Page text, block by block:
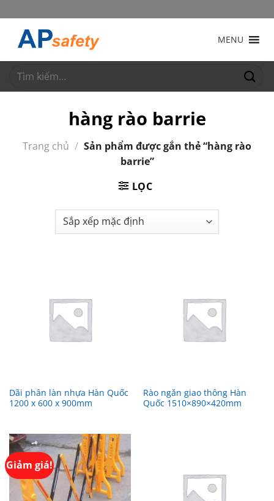
qua
dung
MENU
Tìm
hàng rào barrie
Trang chủ / Sản phẩm được gắn thẻ “hàng rào
barrie”
LỌC
Dãi phân làn nhựa Hàn Quốc
1200 x 600 x 900mm
Rào ngăn giao thông Hàn
Quốc 1510×890×420mm
Giảm giá!